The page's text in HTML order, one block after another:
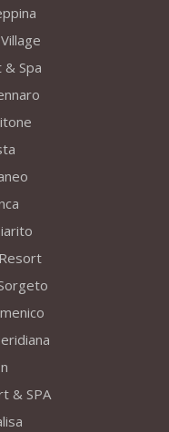
Spa
& SPA